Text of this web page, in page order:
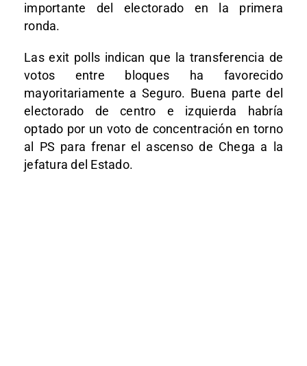
importante del electorado en la primera
ronda.
Las exit polls indican que la transferencia de
votos entre bloques ha favorecido
mayoritariamente a Seguro. Buena parte del
electorado de centro e izquierda habría
optado por un voto de concentración en torno
al PS para frenar el ascenso de Chega a la
jefatura del Estado.